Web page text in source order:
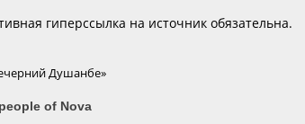
гиперссылка на источник обязательна.
Душанбе»
of Nova